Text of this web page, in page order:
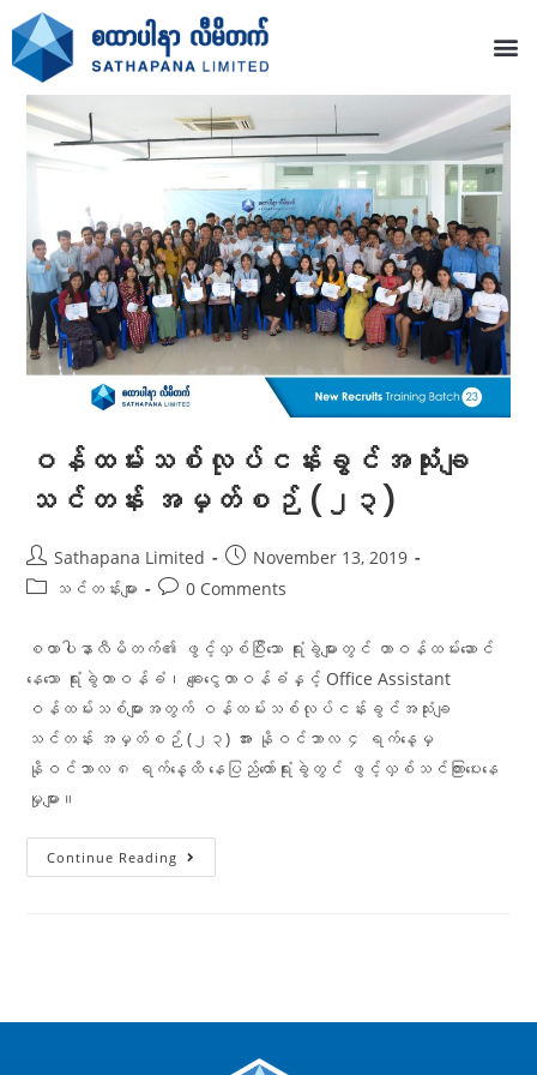
ဝန်ထမ်းသစ်လုပ်ငန်းခွင်အသုံးချ
သင်တန်း အမှတ်စဉ် (၂၃)
Sathapana Limited
November 13, 2019
သင်တန်းများ
0 Comments
စထာပါနာလီမိတက်၏ ဖွင့်လှစ်ပြီးသော ရုံးခွဲများတွင် တာဝန်ထမ်းဆောင်
နေသော ရုံးခွဲတာဝန်ခံ၊ ချေးငွေတာဝန်ခံနှင့် Office Assistant
ဝန်ထမ်းသစ်များအတွက် ဝန်ထမ်းသစ်လုပ်ငန်းခွင်အသုံးချ
သင်တန်း အမှတ်စဉ် (၂၃) အား နိုဝင်ဘာလ ၄ ရက်နေ့မှ
နိုဝင်ဘာလ ၈ ရက်နေ့ထိ နေပြည်တော်ရုံးခွဲတွင် ဖွင့်လှစ်သင်ကြားပေးနေ
မှုများ။
Continue Reading